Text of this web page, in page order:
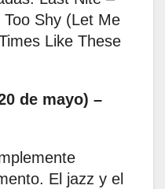
Too Shy (Let Me
Like These
de mayo) –
El jazz y el